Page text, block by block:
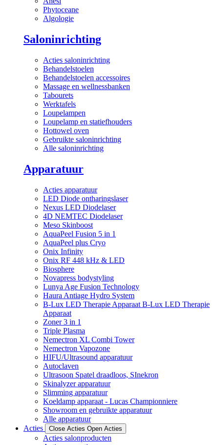
Phytoceane
Algologie
Saloninrichting
Acties saloninrichting
Behandelstoelen
Behandelstoelen accessoires
Massage en wellnessbanken
Tabourets
Werktafels
Loupelampen
Loupelamp en statiefhouders
Hottowel oven
Gebruikte saloninrichting
Alle saloninrichting
Apparatuur
Acties apparatuur
LED Diode ontharingslaser
Nexus LED Diodelaser
4D NEMTEC Diodelaser
Meso Skinboost
AquaPeel Fusion 5 in 1
AquaPeel plus Cryo
Onix Infinity
Onix RF 448 kHz & LED
Biosphere
Novapress bodystyling
Lunya Age Fusion Technology
Haura Antiage Hydro System
B-Lux LED Therapie Apparaat B-Lux LED Therapie
Apparaat
Zoner 3 in 1
Triple Plasma
Nemectron XL Combi Tower
Nemectron Vapozone
HIFU/Ultrasound apparatuur
Autoclaven
Ultrasoon Spatel draadloos, SInekron
Skinalyzer apparatuur
Slimming apparatuur
Koeldamp apparaat - Lucas Championniere
Showroom en gebruikte apparatuur
Alle apparatuur
Acties
Close Acties Open Acties
Acties salonproducten